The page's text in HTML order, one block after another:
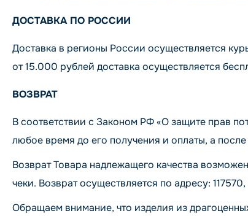
ДОСТАВКА ПО РОССИИ
Доставка в регионы России осуществляется
от 15.000 рублей доставка осуществляется
ВОЗВРАТ
В соответствии с Законом РФ «О защите прав
любое время до его получения и оплаты, а
Возврат Товара надлежащего качества
чеки. Возврат осуществляется по адресу:
Обращаем внимание, что изделия из